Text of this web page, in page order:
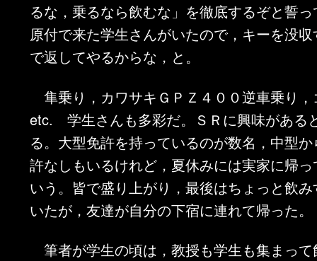
るな，乗るなら飲むな」を徹底するぞと誓
原付で来た学生さんがいたので，キーを没
で返してやるからな，と。
隼乗り，カワサキＧＰＺ４００逆車乗り
etc. 学生さんも多彩だ。ＳＲに興味がある
る。大型免許を持っているのが数名，中型
許なしもいるけれど，夏休みには実家に帰
いう。皆で盛り上がり，最後はちょっと飲
いたが，友達が自分の下宿に連れて帰った。
筆者が学生の頃は，教授も学生も集まっ